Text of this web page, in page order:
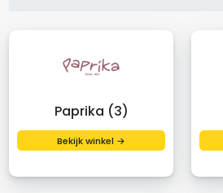
Paprika (3)
Bekijk winkel →